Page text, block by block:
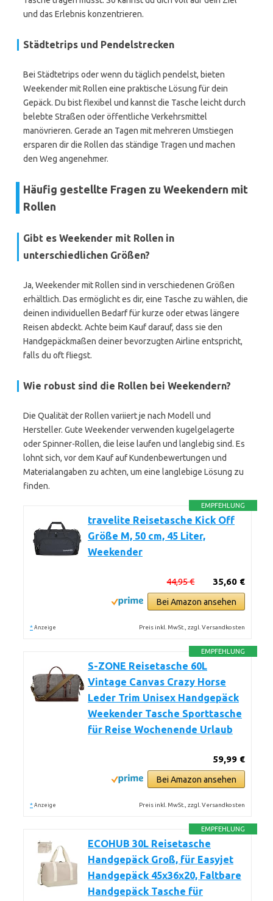
und das Erlebnis konzentrieren.
Städtetrips und Pendelstrecken
Bei Städtetrips oder wenn du täglich pendelst, bieten
Weekender mit Rollen eine praktische Lösung für dein
Gepäck. Du bist flexibel und kannst die Tasche leicht durch
belebte Straßen oder öffentliche Verkehrsmittel
manövrieren. Gerade an Tagen mit mehreren Umstiegen
ersparen dir die Rollen das ständige Tragen und machen
den Weg angenehmer.
Häufig gestellte Fragen zu Weekendern mit
Rollen
Gibt es Weekender mit Rollen in
unterschiedlichen Größen?
Ja, Weekender mit Rollen sind in verschiedenen Größen
erhältlich. Das ermöglicht es dir, eine Tasche zu wählen, die
deinen individuellen Bedarf für kurze oder etwas längere
Reisen abdeckt. Achte beim Kauf darauf, dass sie den
Handgepäckmaßen deiner bevorzugten Airline entspricht,
falls du oft fliegst.
Wie robust sind die Rollen bei Weekendern?
Die Qualität der Rollen variiert je nach Modell und
Hersteller. Gute Weekender verwenden kugelgelagerte
oder Spinner-Rollen, die leise laufen und langlebig sind. Es
lohnt sich, vor dem Kauf auf Kundenbewertungen und
Materialangaben zu achten, um eine langlebige Lösung zu
finden.
EMPFEHLUNG
travelite Reisetasche Kick Off
Größe M, 50 cm, 45 Liter,
Weekender
35,60 €
44,95 €
Bei Amazon ansehen
* Anzeige Preis inkl. MwSt., zzgl. Versandkosten
EMPFEHLUNG
S-ZONE Reisetasche 60L
Vintage Canvas Crazy Horse
Leder Trim Unisex Handgepäck
Weekender Tasche Sporttasche
für Reise Wochenende Urlaub
59,99 €
Bei Amazon ansehen
* Anzeige Preis inkl. MwSt., zzgl. Versandkosten
EMPFEHLUNG
ECOHUB 30L Reisetasche
Handgepäck Groß, für Easyjet
Handgepäck 45x36x20, Faltbare
Handgepäck Tasche für